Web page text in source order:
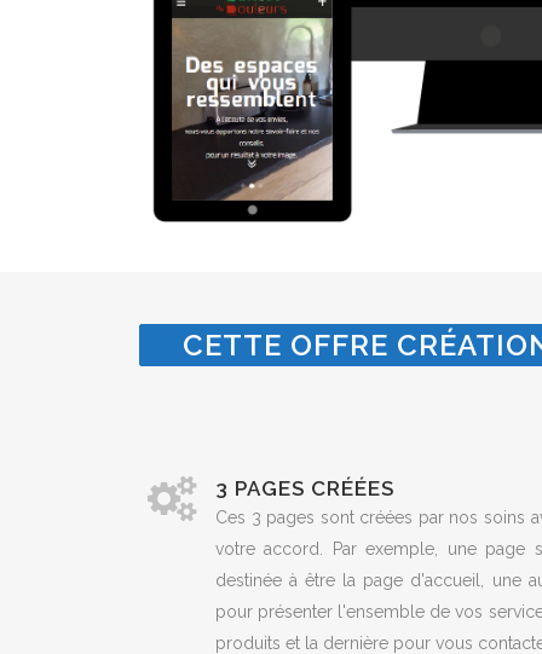
CETTE OFFRE
3 PAGES CRÉÉES
Ces 3 pages sont créées par nos soins
votre accord. Par exemple, une page
destinée à être la page d'accueil, une
pour présenter l'ensemble de vos
produits et la dernière pour vous